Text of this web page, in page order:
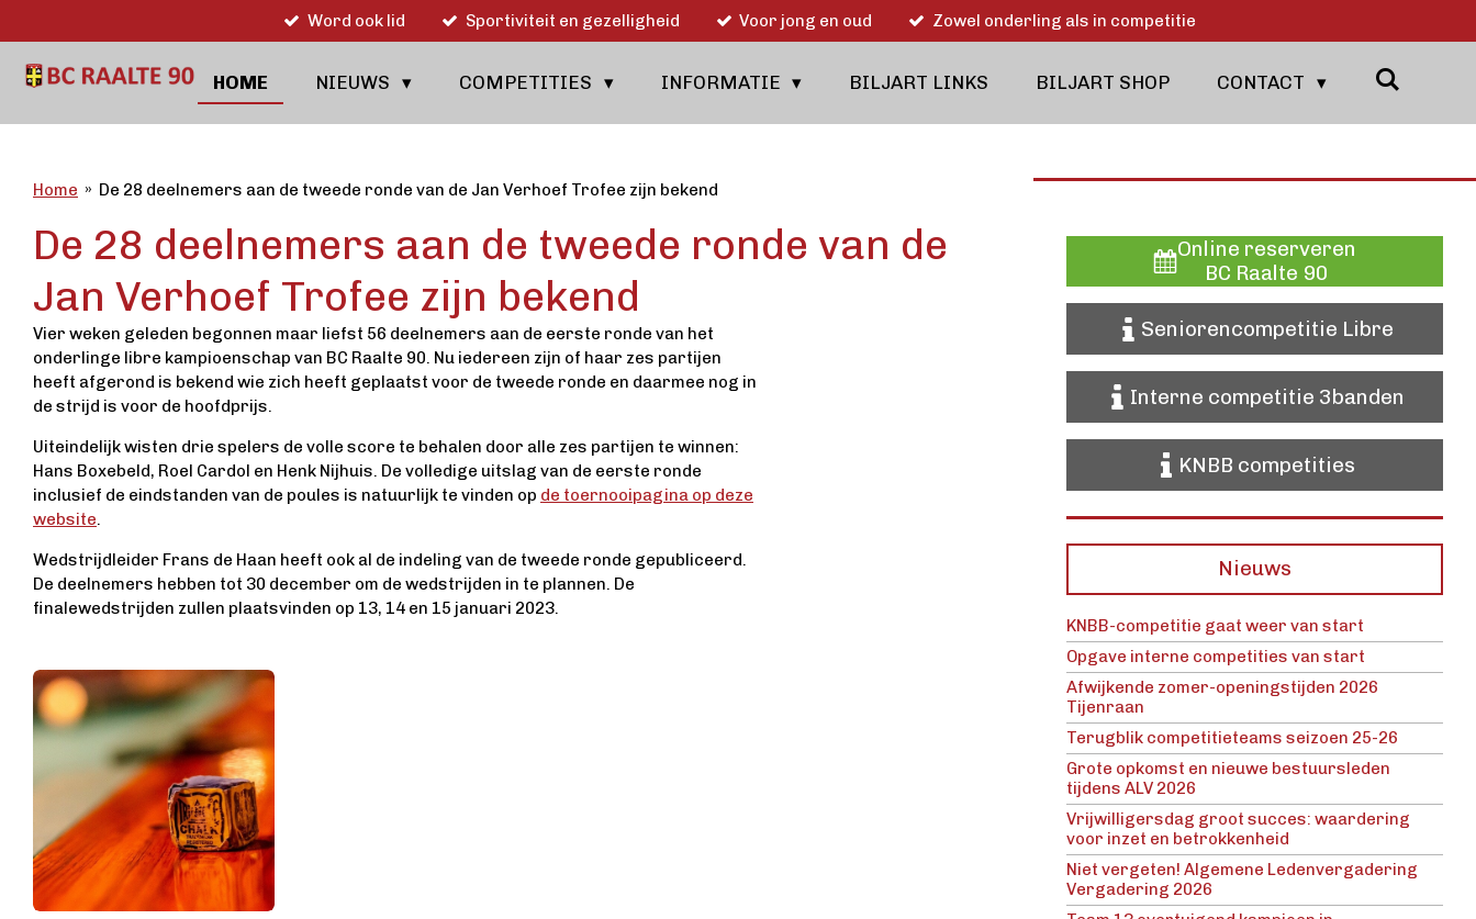
direct
naar
Word ook lid Sportiviteit en gezelligheid Voor jong en oud Zowel onderling als in competitie
HOME NIEUWS COMPETITIES INFORMATIE BILJART LINKS BILJART SHOP CONTACT
Home » De 28 deelnemers aan de tweede ronde van de Jan Verhoef Trofee zijn bekend
De 28 deelnemers aan de tweede ronde van de
Jan Verhoef Trofee zijn bekend
Vier weken geleden begonnen maar liefst 56 deelnemers aan de eerste ronde van het
onderlinge libre kampioenschap van BC Raalte 90. Nu iedereen zijn of haar zes partijen
heeft afgerond is bekend wie zich heeft geplaatst voor de tweede ronde en daarmee nog in
de strijd is voor de hoofdprijs.
Uiteindelijk wisten drie spelers de volle score te behalen door alle zes partijen te winnen:
Hans Boxebeld, Roel Cardol en Henk Nijhuis. De volledige uitslag van de eerste ronde
inclusief de eindstanden van de poules is natuurlijk te vinden op de toernooipagina op deze
website.
Wedstrijdleider Frans de Haan heeft ook al de indeling van de tweede ronde gepubliceerd.
De deelnemers hebben tot 30 december om de wedstrijden in te plannen. De
finalewedstrijden zullen plaatsvinden op 13, 14 en 15 januari 2023.
Online reserveren
BC Raalte 90
Seniorencompetitie Libre
Interne competitie 3banden
KNBB competities
Nieuws
KNBB-competitie gaat weer van start
Opgave interne competities van start
Afwijkende zomer-openingstijden 2026
Tijenraan
Terugblik competitieteams seizoen 25-26
Grote opkomst en nieuwe bestuursleden
tijdens ALV 2026
Vrijwilligersdag groot succes: waardering
voor inzet en betrokkenheid
Niet vergeten! Algemene Ledenvergadering
Vergadering 2026